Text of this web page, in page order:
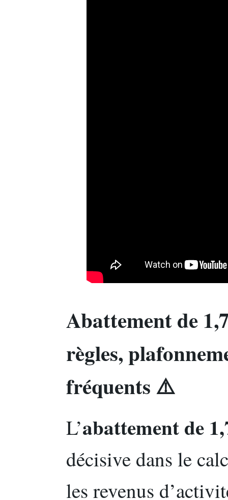
Abattement de
règles,
fréquents ⚠️
L’abattement de
décisive dans le
les revenus